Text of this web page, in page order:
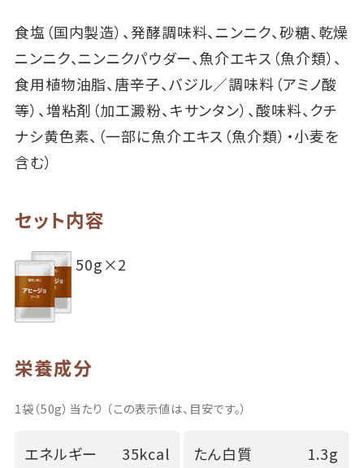
食塩（国内製造）、発酵調味料、ニンニク、砂糖、乾燥
ニンニク、ニンニクパウダー、魚介エキス（魚介類）、
食用植物油脂、唐辛子、バジル／調味料（アミノ酸
等）、増粘剤（加工澱粉、キサンタン）、酸味料、クチ
ナシ黄色素、（一部に魚介エキス（魚介類）・小麦を
含む）
セット内容
50g×2
栄養成分
1袋（50g）当たり （この表示値は、目安です。）
エネルギー 35kcal たん白質 1.3g